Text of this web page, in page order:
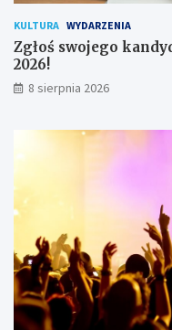
ó
w
KULTURA WYDARZENIA
Zgłoś swojego
2026!
8 sierpnia 2026